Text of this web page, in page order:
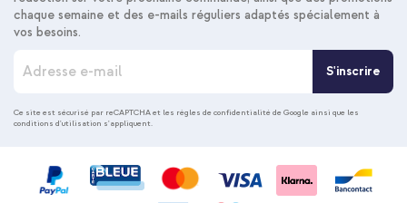
chaque semaine et des e-mails réguliers adaptés spécialement à
vos besoins.
c
r
S'inscrire
Ce site est sécurisé par reCAPTCHA et les règles de confidentialité de Google ainsi que les
conditions d'utilisation s'appliquent.